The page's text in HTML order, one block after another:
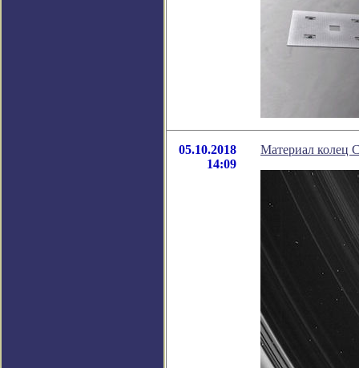
05.10.2018
14:09
Материал колец